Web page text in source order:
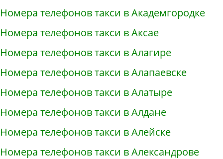
Номера телефонов такси в Академгородке
Номера телефонов такси в Аксае
Номера телефонов такси в Алагире
Номера телефонов такси в Алапаевске
Номера телефонов такси в Алатыре
Номера телефонов такси в Алдане
Номера телефонов такси в Алейске
Номера телефонов такси в Александрове